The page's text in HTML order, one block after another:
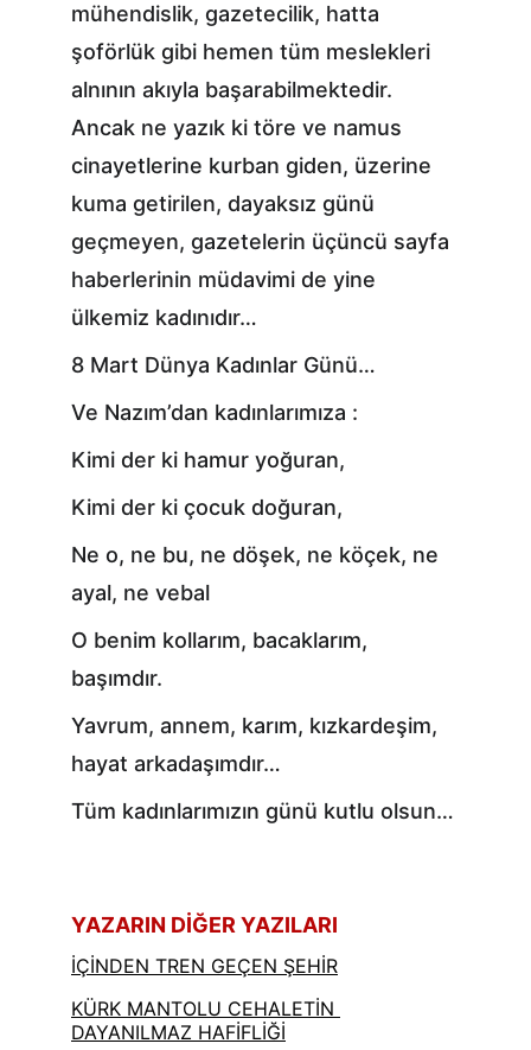
mühendislik, gazetecilik, hatta
şoförlük gibi hemen tüm meslekleri
alnının akıyla başarabilmektedir.
Ancak ne yazık ki töre ve namus
cinayetlerine kurban giden, üzerine
kuma getirilen, dayaksız günü
geçmeyen, gazetelerin üçüncü sayfa
haberlerinin müdavimi de yine
ülkemiz kadınıdır…
8 Mart Dünya Kadınlar Günü…
Ve Nazım’dan kadınlarımıza :
Kimi der ki hamur yoğuran,
Kimi der ki çocuk doğuran,
Ne o, ne bu, ne döşek, ne köçek, ne
ayal, ne vebal
O benim kollarım, bacaklarım,
başımdır.
Yavrum, annem, karım, kızkardeşim,
hayat arkadaşımdır…
Tüm kadınlarımızın günü kutlu olsun…
YAZARIN DİĞER YAZILARI
KÜRK MANTOLU CEHALETİN
DAYANILMAZ HAFİFLİĞİ
İÇİNDEN TREN GEÇEN ŞEHİR